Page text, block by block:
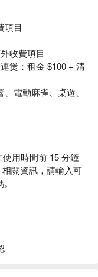
項目
收費項目
煲：租金 $100 + 清
電動麻雀、桌遊、
使用時間前 15 分鐘
關資訊，請輸入可